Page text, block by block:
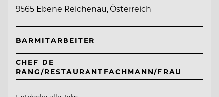
9565 Ebene Reichenau, Österreich
BARMITARBEITER
CHEF DE
RANG/RESTAURANTFACHMANN/FRAU